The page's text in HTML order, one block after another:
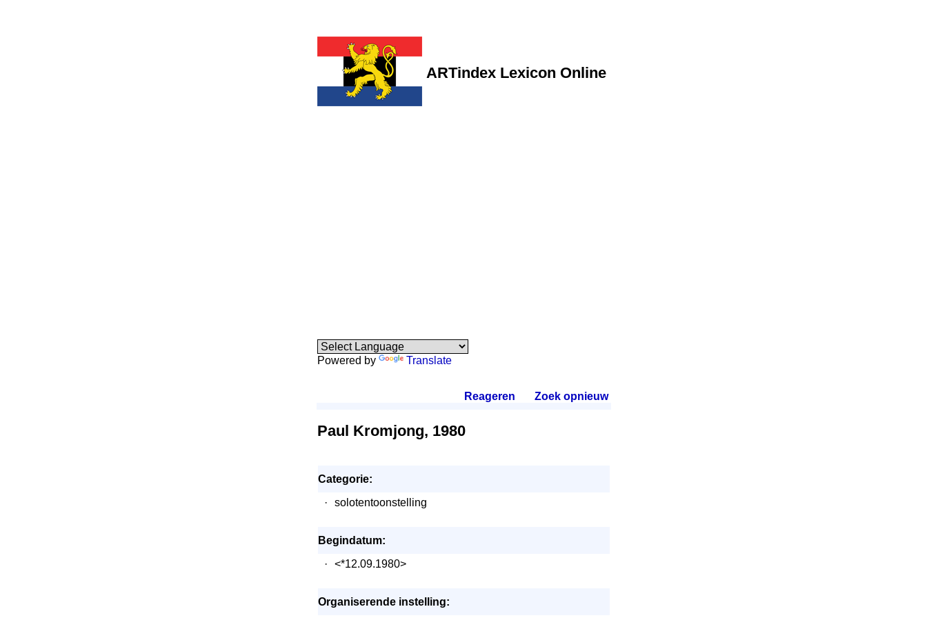
ARTindex Lexicon Online
Powered by Translate
Reageren Zoek opnieuw.
Paul Kromjong, 1980
Categorie:
·
solotentoonstelling
Begindatum:
·
<*12.09.1980>
Organiserende instelling: